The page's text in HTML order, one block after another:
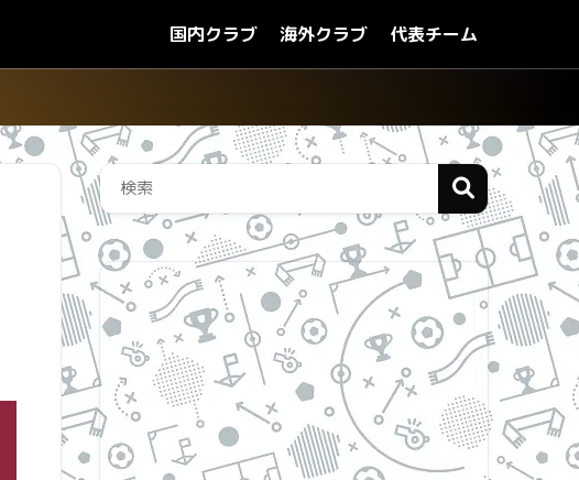
国内クラブ 海外クラブ 代表チーム